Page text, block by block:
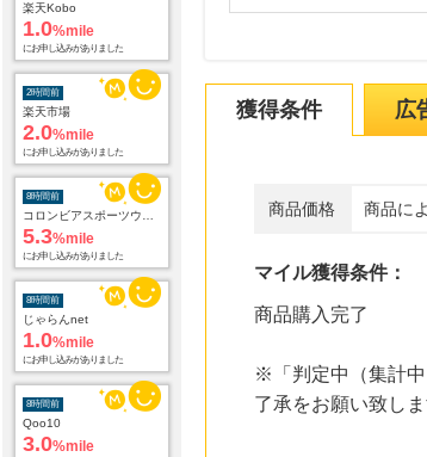
楽天Kobo
1.0%mile
にお申し込みがありました
2時間前
楽天市場
2.0%mile
にお申し込みがありました
8時間前
5.3%mile
にお申し込みがありました
8時間前
じゃらんnet
1.0%mile
にお申し込みがありました
8時間前
Qoo10
3.0%mile
獲得条件 広
商品価格 商品に
マイル獲得条件：
商品購入完了
※「判定中（集計
了承をお願い致しま